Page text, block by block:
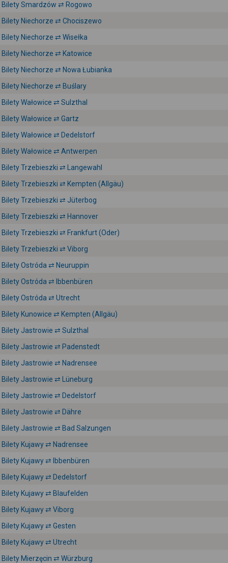
Bilety Smardzów ⇄ Rogowo
Bilety Niechorze ⇄ Chociszewo
Bilety Niechorze ⇄ Wisełka
Bilety Niechorze ⇄ Katowice
Bilety Niechorze ⇄ Nowa Łubianka
Bilety Niechorze ⇄ Buślary
Bilety Wałowice ⇄ Sulzthal
Bilety Wałowice ⇄ Gartz
Bilety Wałowice ⇄ Dedelstorf
Bilety Wałowice ⇄ Antwerpen
Bilety Trzebieszki ⇄ Langewahl
Bilety Trzebieszki ⇄ Kempten (Allgäu)
Bilety Trzebieszki ⇄ Jüterbog
Bilety Trzebieszki ⇄ Hannover
Bilety Trzebieszki ⇄ Frankfurt (Oder)
Bilety Trzebieszki ⇄ Viborg
Bilety Ostróda ⇄ Neuruppin
Bilety Ostróda ⇄ Ibbenbüren
Bilety Ostróda ⇄ Utrecht
Bilety Kunowice ⇄ Kempten (Allgäu)
Bilety Jastrowie ⇄ Sulzthal
Bilety Jastrowie ⇄ Padenstedt
Bilety Jastrowie ⇄ Nadrensee
Bilety Jastrowie ⇄ Lüneburg
Bilety Jastrowie ⇄ Dedelstorf
Bilety Jastrowie ⇄ Dähre
Bilety Jastrowie ⇄ Bad Salzungen
Bilety Kujawy ⇄ Nadrensee
Bilety Kujawy ⇄ Ibbenbüren
Bilety Kujawy ⇄ Dedelstorf
Bilety Kujawy ⇄ Blaufelden
Bilety Kujawy ⇄ Viborg
Bilety Kujawy ⇄ Gesten
Bilety Kujawy ⇄ Utrecht
Bilety Mierzęcin ⇄ Würzburg